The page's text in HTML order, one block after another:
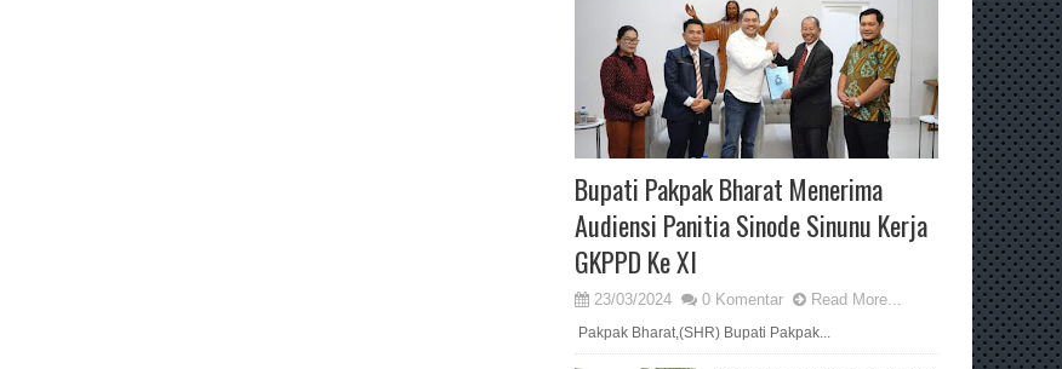
Bupati Pakpak Bharat Menerima
Audiensi Panitia Sinode Sinunu Kerja
GKPPD Ke XI
23/03/2024 0 Komentar Read More...
Pakpak Bharat,(SHR) Bupati Pakpak...